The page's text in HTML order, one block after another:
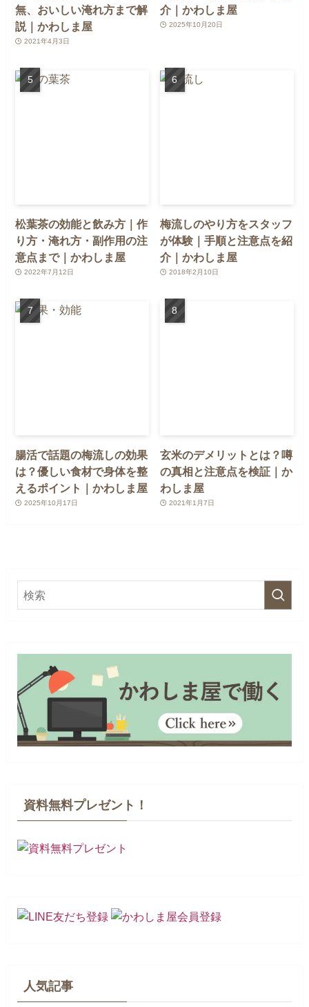
無、おいしい淹れ方まで解
説｜かわしま屋
2021年4月3日
介｜かわしま屋
2025年10月20日
松葉茶の効能と飲み方｜作
り方・淹れ方・副作用の注
意点まで｜かわしま屋
2022年7月12日
梅流しのやり方をスタッフ
が体験｜手順と注意点を紹
介｜かわしま屋
2018年2月10日
腸活で話題の梅流しの効果
は？優しい食材で身体を整
えるポイント｜かわしま屋
2025年10月17日
玄米のデメリットとは？噂
の真相と注意点を検証｜か
わしま屋
2021年1月7日
資料無料プレゼント！
人気記事